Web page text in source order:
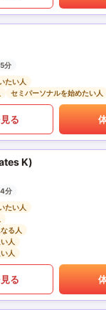
分
たい人
セミパーソナルを始めたい人
る
K)
分
たい人
る人
人
人
る